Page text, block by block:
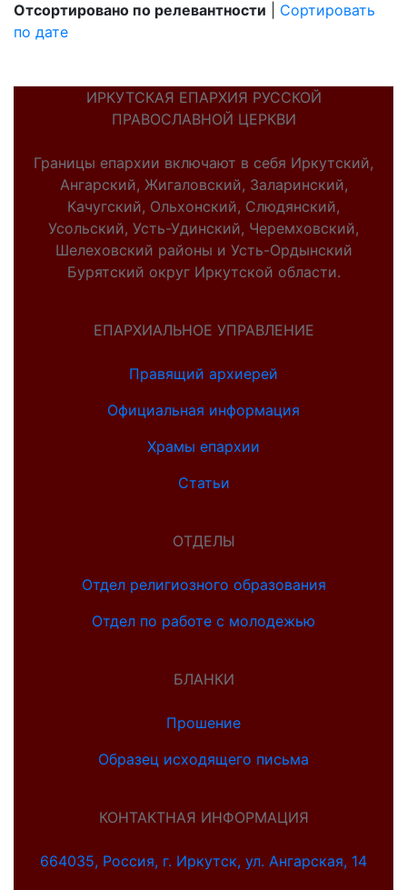
Отсортировано по релевантности
Сортировать
по дате
ИРКУТСКАЯ ЕПАРХИЯ РУССКОЙ
ПРАВОСЛАВНОЙ ЦЕРКВИ
Границы епархии включают в себя Иркутский,
Ангарский, Жигаловский, Заларинский,
Качугский, Ольхонский, Слюдянский,
Усольский, Усть-Удинский, Черемховский,
Шелеховский районы и Усть-Ордынский
Бурятский округ Иркутской области.
ЕПАРХИАЛЬНОЕ УПРАВЛЕНИЕ
Правящий архиерей
Официальная информация
Храмы епархии
Статьи
ОТДЕЛЫ
Отдел религиозного образования
Отдел по работе с молодежью
БЛАНКИ
Прошение
Образец исходящего письма
КОНТАКТНАЯ ИНФОРМАЦИЯ
664035, Россия, г. Иркутск, ул. Ангарская, 14